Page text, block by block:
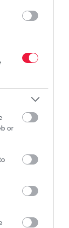
or
a háztartásoknál